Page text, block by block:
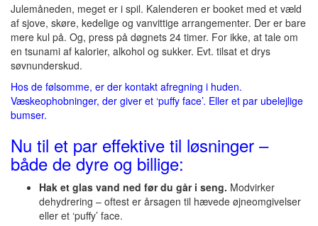
Julemåneden, meget er i spil. Kalenderen er booket med et væld
af sjove, skøre, kedelige og vanvittige arrangementer. Der er bare
mere kul på. Og, press på døgnets 24 timer. For ikke, at tale om
en tsunami af kalorier, alkohol og sukker. Evt. tilsat et drys
søvnunderskud.
Hos de følsomme, er der kontakt afregning i huden.
Væskeophobninger, der giver et ‘puffy face’. Eller et par ubelejlige
bumser.
Nu til et par effektive til løsninger –
både de dyre og billige:
Hak et glas vand ned før du går i seng. Modvirker
dehydrering – oftest er årsagen til hævede øjneomgivelser
eller et ‘puffy’ face.